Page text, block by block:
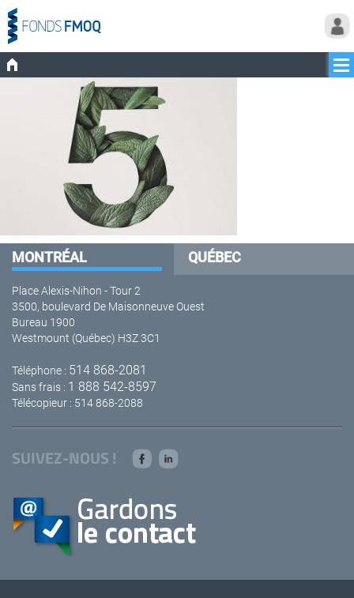
MONTRÉAL QUÉBEC
Place Alexis-Nihon - Tour 2
3500, boulevard De Maisonneuve Ouest
Bureau 1900
Westmount (Québec) H3Z 3C1
Téléphone : 514 868-2081
Sans frais : 1 888 542-8597
Télécopieur : 514 868-2088
SUIVEZ-NOUS !